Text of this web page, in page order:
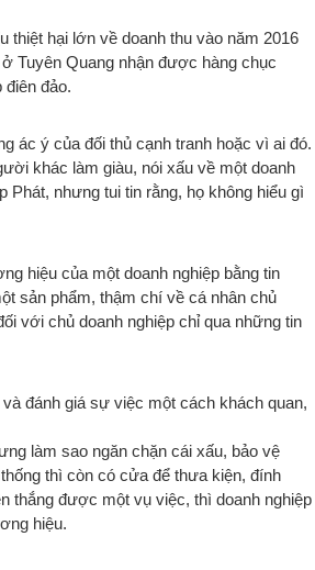
thiệt hại lớn về doanh thu vào năm 2016
Tuyên Quang nhận được hàng chục
đảo.
ác ý của đối thủ cạnh tranh hoặc vì ai đó.
khác làm giàu, nói xấu về một doanh
Phát, nhưng tui tin rằng, họ không hiểu gì
hiệu của một doanh nghiệp bằng tin
sản phẩm, thậm chí về cá nhân chủ
với chủ doanh nghiệp chỉ qua những tin
đánh giá sự việc một cách khách quan,
làm sao ngăn chặn cái xấu, bảo vệ
thì còn có cửa để thưa kiện, đính
thắng được một vụ việc, thì doanh nghiệp
hiệu.